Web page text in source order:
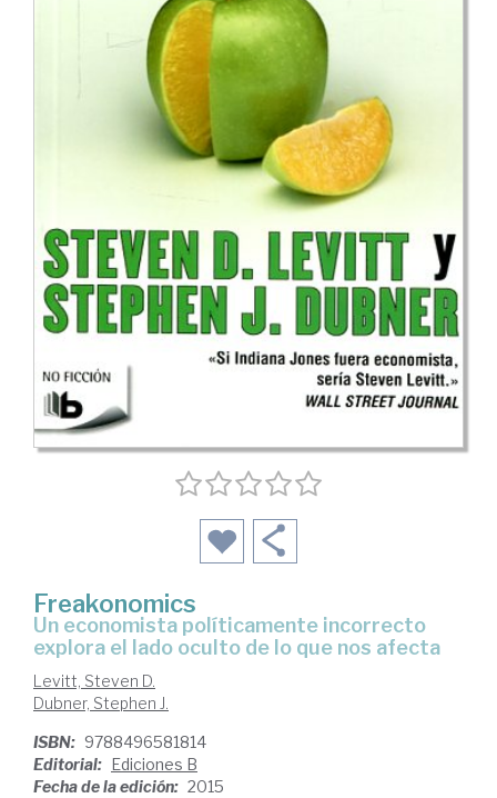
Freakonomics
un economista políticamente incorrecto
explora el lado oculto de lo que nos afecta
Levitt, Steven D.
Dubner, Stephen J.
ISBN: 9788496581814
Editorial: Ediciones B
Fecha de la edición: 2015